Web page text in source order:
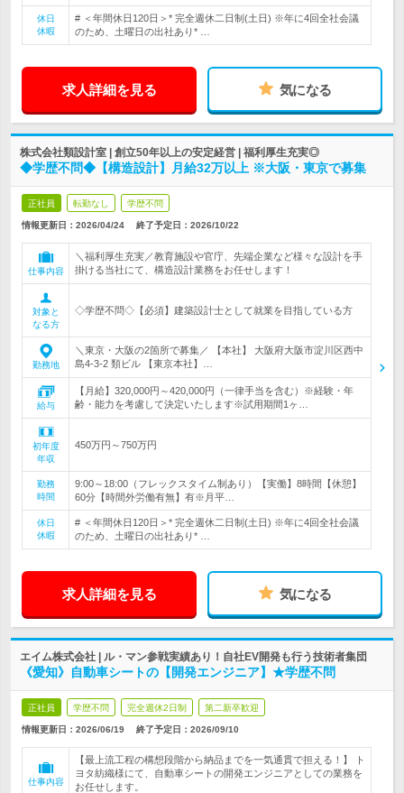
休日
休暇
# ＜年間休日120日＞* 完全週休二日制(土日) ※年に4回全社会議
のため、土曜日の出社あり* …
求人詳細を見る 気になる
株式会社類設計室 | 創立50年以上の安定経営 | 福利厚生充実◎
◆学歴不問◆【構造設計】月給32万以上 ※大阪・東京で募集
正社員 転勤なし 学歴不問
情報更新日：2026/04/24 終了予定日： 2026/10/22
仕事内容
＼福利厚生充実／教育施設や官庁、先端企業など様々な設計を手
掛ける当社にて、構造設計業務をお任せします！
対象と
なる方
◇学歴不問◇【必須】建築設計士として就業を目指している方
勤務地
＼東京・大阪の2箇所で募集／ 【本社】 大阪府大阪市淀川区西中
島4-3-2 類ビル 【東京本社】…
給与
【月給】320,000円～420,000円（一律手当を含む）※経験・年
齢・能力を考慮して決定いたします※試用期間1ヶ…
初年度
年収
450万円～750万円
勤務
時間
9:00～18:00（フレックスタイム制あり）【実働】8時間【休憩】
60分【時間外労働有無】有※月平…
休日
休暇
# ＜年間休日120日＞* 完全週休二日制(土日) ※年に4回全社会議
のため、土曜日の出社あり* …
求人詳細を見る 気になる
エイム株式会社 | ル・マン参戦実績あり！自社EV開発も行う技術者集団
《愛知》自動車シートの【開発エンジニア】★学歴不問
正社員 学歴不問 完全週休2日制 第二新卒歓迎
情報更新日：2026/06/19 終了予定日： 2026/09/10
仕事内容
【最上流工程の構想段階から納品までを一気通貫で担える！】 ト
ヨタ紡織様にて、自動車シートの開発エンジニアとしての業務を
お任せします。